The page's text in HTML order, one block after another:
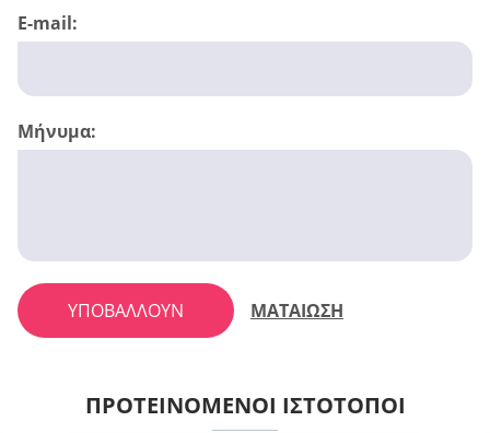
E-mail:
Μήνυμα:
ΥΠΟΒΆΛΛΟΥΝ ΜΑΤΑΙΩΣΗ
ΠΡΟΤΕΙΝΌΜΕΝΟΙ ΙΣΤΌΤΟΠΟΙ